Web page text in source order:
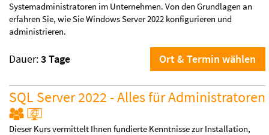
Systemadministratoren im Unternehmen. Von den Grundlagen an
erfahren Sie, wie Sie Windows Server 2022 konfigurieren und
administrieren.
Dauer:3 Tage Ort & Termin wählen
SQL Server 2022 - Alles für Administratoren
Dieser Kurs vermittelt Ihnen fundierte Kenntnisse zur Installation,